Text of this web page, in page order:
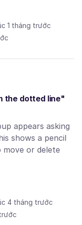
1 tháng trước
the dotted line"
appears asking
shows a pencil
move or delete
4 tháng trước